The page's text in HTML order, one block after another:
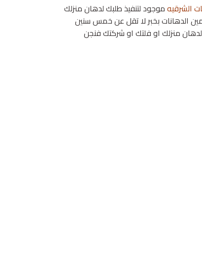
الشرقيهموجود لتنفيذ طلبك لدهان منزلك
الدهانات بخبر لا تقل عن خمس سنين
لدهان منزلك او فلتك او شركتك فنجن